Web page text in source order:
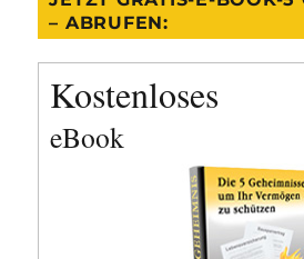
– ABRUFEN:
Kostenloses
eBook